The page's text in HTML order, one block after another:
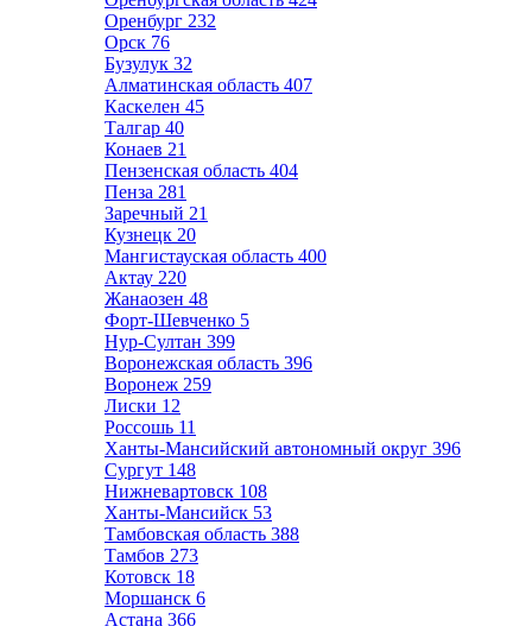
Оренбург 232
Орск 76
Бузулук 32
Алматинская область 407
Каскелен 45
Талгар 40
Конаев 21
Пензенская область 404
Пенза 281
Заречный 21
Кузнецк 20
Мангистауская область 400
Актау 220
Жанаозен 48
Форт-Шевченко 5
Нур-Султан 399
Воронежская область 396
Воронеж 259
Лиски 12
Россошь 11
Ханты-Мансийский автономный округ 396
Сургут 148
Нижневартовск 108
Ханты-Мансийск 53
Тамбовская область 388
Тамбов 273
Котовск 18
Моршанск 6
Астана 366